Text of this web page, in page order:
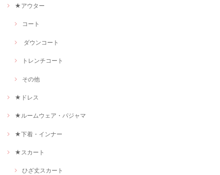
★アウター
コート
ダウンコート
トレンチコート
その他
★ドレス
★ルームウェア・パジャマ
★下着・インナー
★スカート
ひざ丈スカート